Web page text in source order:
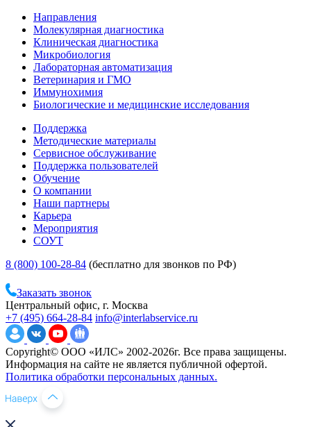
Направления
Молекулярная диагностика
Клиническая диагностика
Микробиология
Лабораторная автоматизация
Ветеринария и ГМО
Иммунохимия
Биологические и медицинские исследования
Поддержка
Методические материалы
Сервисное обслуживание
Поддержка пользователей
Обучение
О компании
Наши партнеры
Карьера
Мероприятия
СОУТ
8 (800) 100-28-84 (бесплатно для звонков по РФ)
Заказать звонок
Центральный офис, г. Москва
+7 (495) 664-28-84 info@interlabservice.ru
Copyright© ООО «ИЛС» 2002-2026г. Все права защищены.
Информация на сайте не является публичной офертой.
Политика обработки персональных данных.